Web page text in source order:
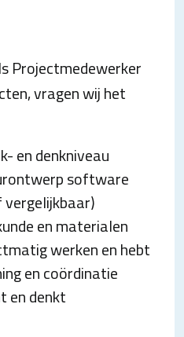
Projectmedewerker
vragen wij het
en denkniveau
software
vergelijkbaar)
en materialen
werken en hebt
en coördinatie
en denkt